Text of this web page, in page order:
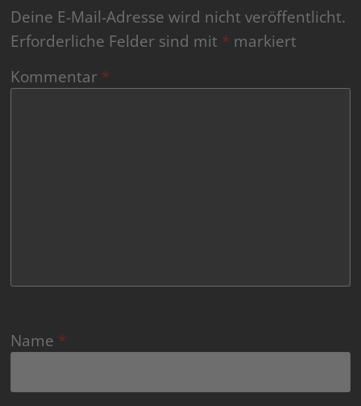
Deine E-Mail-Adresse wird nicht veröffentlicht.
Erforderliche Felder sind mit * markiert
Kommentar *
Name *